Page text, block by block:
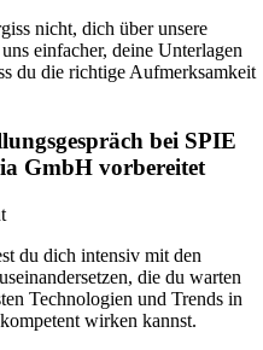
nicht, dich über unsere
einfacher, deine Unterlagen
du die richtige Aufmerksamkeit
bei SPIE
GmbH vorbereitet
du dich intensiv mit den
die du warten
Technologien und Trends in
wirken kannst.